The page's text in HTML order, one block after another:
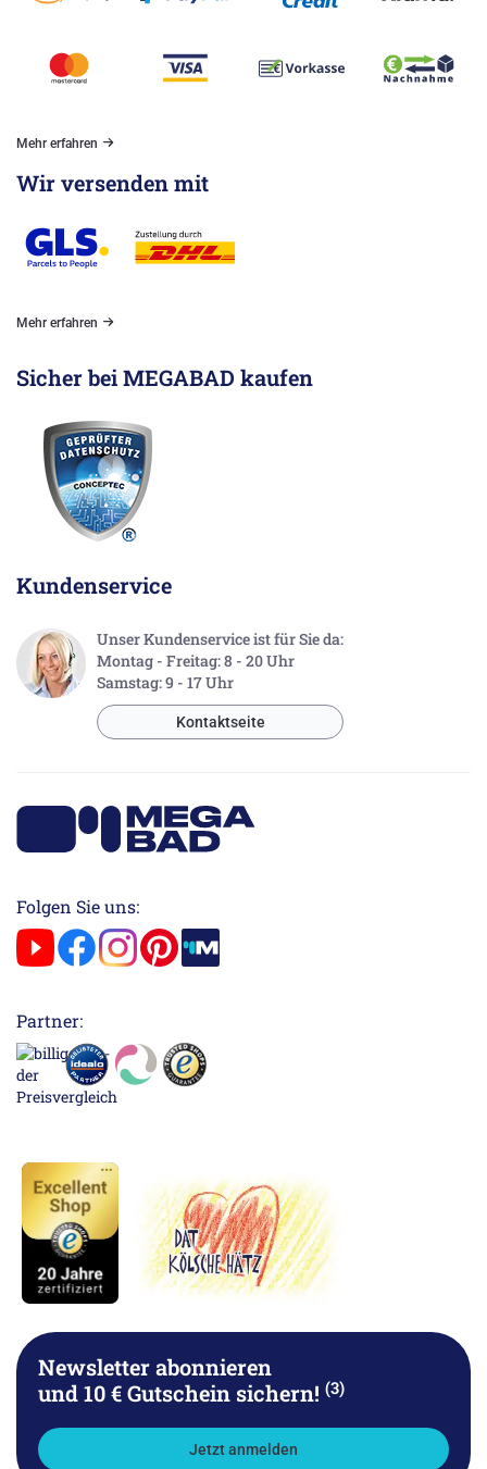
Mehr erfahren
Wir versenden mit
Mehr erfahren
Sicher bei MEGABAD kaufen
Kundenservice
Unser Kundenservice ist für Sie da:
Montag - Freitag: 8 - 20 Uhr
Samstag: 9 - 17 Uhr
Kontaktseite
Folgen Sie uns:
Partner:
Newsletter abonnieren
und 10 € Gutschein sichern! (3)
Jetzt anmelden